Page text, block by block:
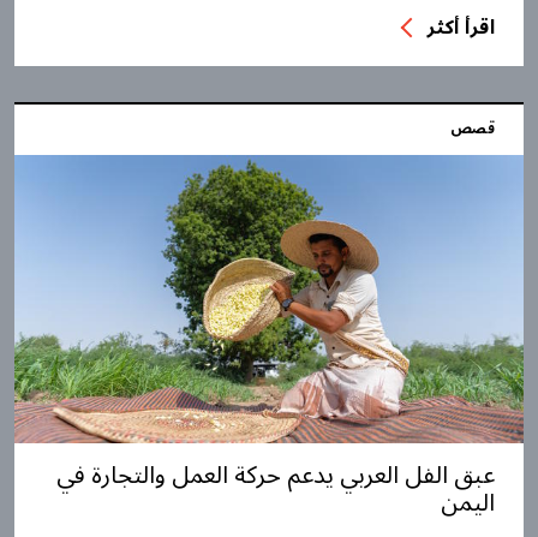
اقرأ أكثر
قصص
عبق الفل العربي يدعم حركة العمل والتجارة في
اليمن